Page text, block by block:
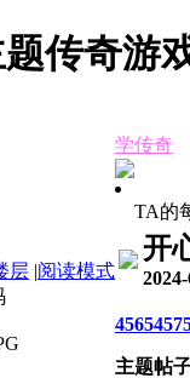
传奇游
层 |阅读模式
学传奇
TA的
开
4565
主题帖